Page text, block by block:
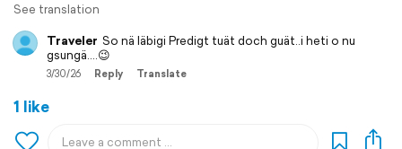
See translation
Traveler So nä läbigi Predigt tuät doch guät..i heti o nu
gsungä....😉
3/30/26 Reply Translate
1 like